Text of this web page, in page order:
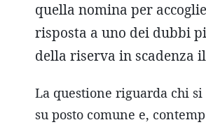
quella nomina per
risposta a uno dei dubbi
della riserva in scadenza il
La questione riguarda chi
su posto comune e,